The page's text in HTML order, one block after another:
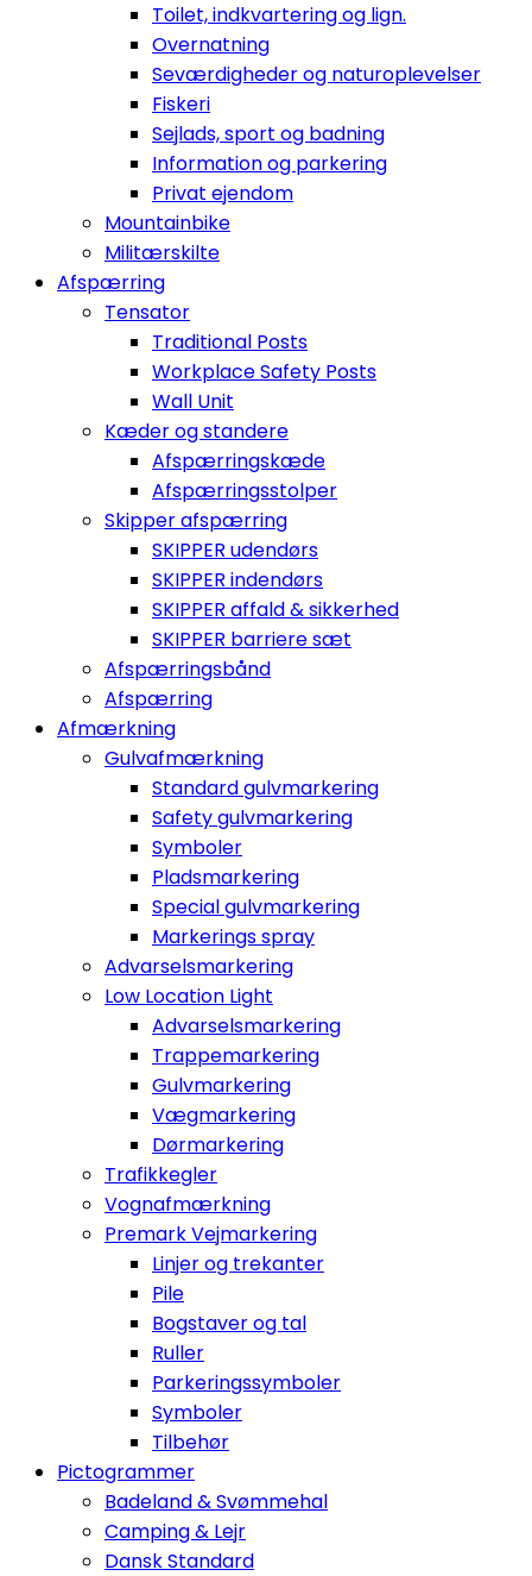
Toilet, indkvartering og lign.
Overnatning
Seværdigheder og naturoplevelser
Fiskeri
Sejlads, sport og badning
Information og parkering
Privat ejendom
Mountainbike
Militærskilte
Afspærring
Tensator
Traditional Posts
Workplace Safety Posts
Wall Unit
Kæder og standere
Afspærringskæde
Afspærringsstolper
Skipper afspærring
SKIPPER udendørs
SKIPPER indendørs
SKIPPER affald & sikkerhed
SKIPPER barriere sæt
Afspærringsbånd
Afspærring
Afmærkning
Gulvafmærkning
Standard gulvmarkering
Safety gulvmarkering
Symboler
Pladsmarkering
Special gulvmarkering
Markerings spray
Advarselsmarkering
Low Location Light
Advarselsmarkering
Trappemarkering
Gulvmarkering
Vægmarkering
Dørmarkering
Trafikkegler
Vognafmærkning
Premark Vejmarkering
Linjer og trekanter
Pile
Bogstaver og tal
Ruller
Parkeringssymboler
Symboler
Tilbehør
Pictogrammer
Badeland & Svømmehal
Camping & Lejr
Dansk Standard